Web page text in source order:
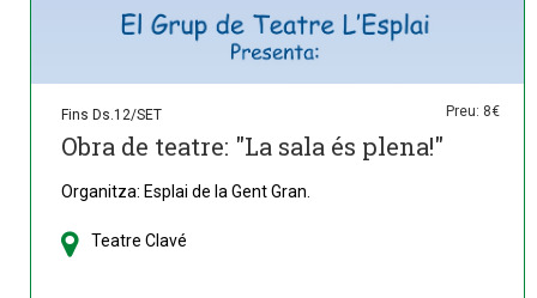
Fins Ds.12/SET Preu: 8€
Obra de teatre: "La sala és plena!"
Organitza: Esplai de la Gent Gran.
Teatre Clavé